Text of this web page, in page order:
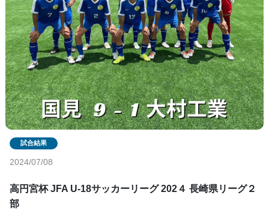
2024/07/08
高円宮杯 JFA U-18サッカーリーグ 202４ 長崎県リーグ２
部